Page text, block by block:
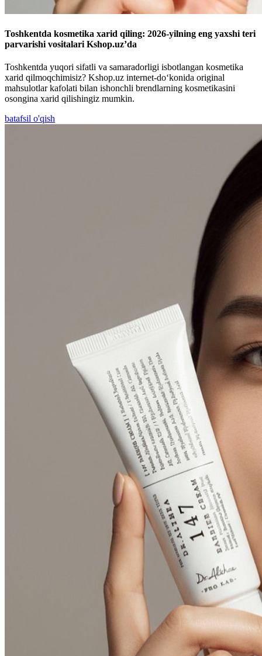
Toshkentda kosmetika xarid qiling: 2026-yilning eng yaxshi teri
parvarishi vositalari Kshop.uz’da
Toshkentda yuqori sifatli va samaradorligi isbotlangan kosmetika
xarid qilmoqchimisiz? Kshop.uz internet-do‘konida original
mahsulotlar kafolati bilan ishonchli brendlarning kosmetikasini
osongina xarid qilishingiz mumkin.
batafsil o'qish